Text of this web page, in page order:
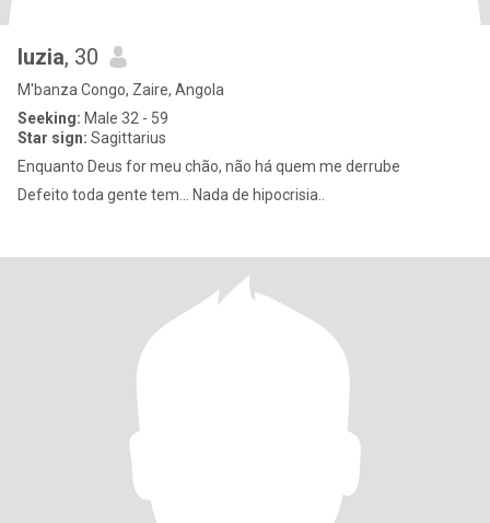
luzia, 30
M'banza Congo, Zaire, Angola
Seeking: Male 32 - 59
Star sign: Sagittarius
Enquanto Deus for meu chão, não há quem me derrube
Defeito toda gente tem... Nada de hipocrisia..